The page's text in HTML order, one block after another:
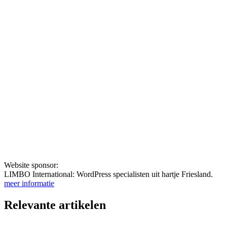
Website sponsor:
LIMBO International: WordPress specialisten uit hartje Friesland.
meer informatie
Relevante artikelen